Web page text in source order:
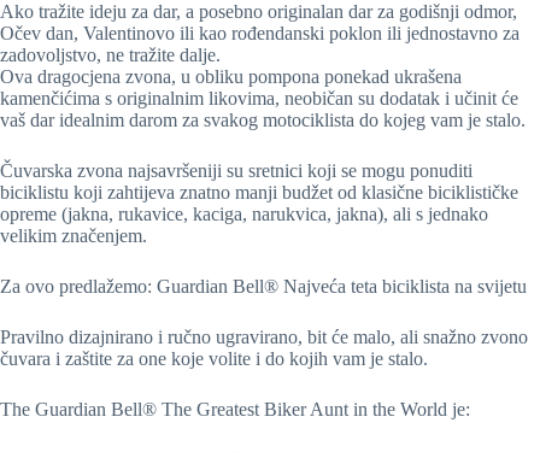
Ako tražite ideju za dar, a posebno originalan dar za godišnji odmor,
Očev dan, Valentinovo ili kao rođendanski poklon ili jednostavno za
zadovoljstvo, ne tražite dalje.
Ova dragocjena zvona, u obliku pompona ponekad ukrašena
kamenčićima s originalnim likovima, neobičan su dodatak i učinit će
vaš dar idealnim darom za svakog motociklista do kojeg vam je stalo.
Čuvarska zvona najsavršeniji su sretnici koji se mogu ponuditi
biciklistu koji zahtijeva znatno manji budžet od klasične biciklističke
opreme (jakna, rukavice, kaciga, narukvica, jakna), ali s jednako
velikim značenjem.
Za ovo predlažemo: Guardian Bell® Najveća teta biciklista na svijetu
Pravilno dizajnirano i ručno ugravirano, bit će malo, ali snažno zvono
čuvara i zaštite za one koje volite i do kojih vam je stalo.
The Guardian Bell® The Greatest Biker Aunt in the World je: